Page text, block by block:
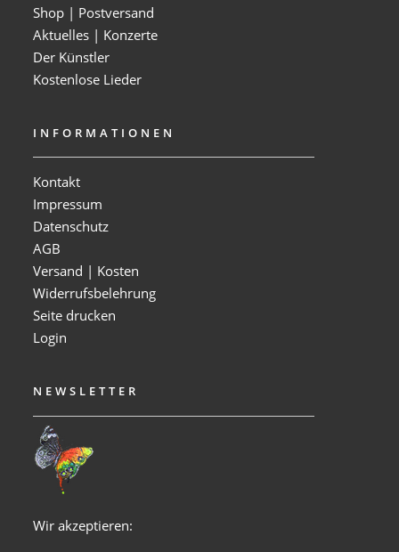
Shop | Postversand
Aktuelles | Konzerte
Der Künstler
Kostenlose Lieder
INFORMATIONEN
Kontakt
Impressum
Datenschutz
AGB
Versand | Kosten
Widerrufsbelehrung
Seite drucken
Login
NEWSLETTER
Wir akzeptieren: